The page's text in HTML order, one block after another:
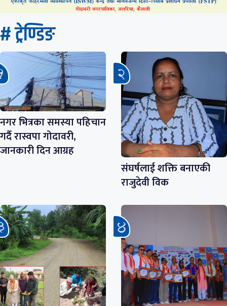
# ट्रेण्डिङ
नगर भित्रका समस्या पहिचान
गर्दै रास्वपा गोदावरी,
जानकारी दिन आग्रह
संघर्षलाई शक्ति बनाएकी
राजुदेवी विक